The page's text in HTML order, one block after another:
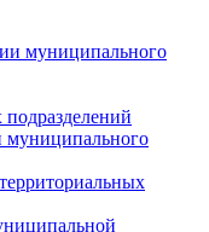
муниципального
муниципального